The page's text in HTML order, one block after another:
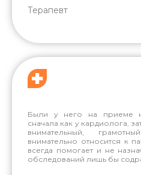
Терапевт
Были у него на приеме
сначала как у кардиолога,
внимательный,
внимательно относится к
всегда помогает и не
обследований лишь бы